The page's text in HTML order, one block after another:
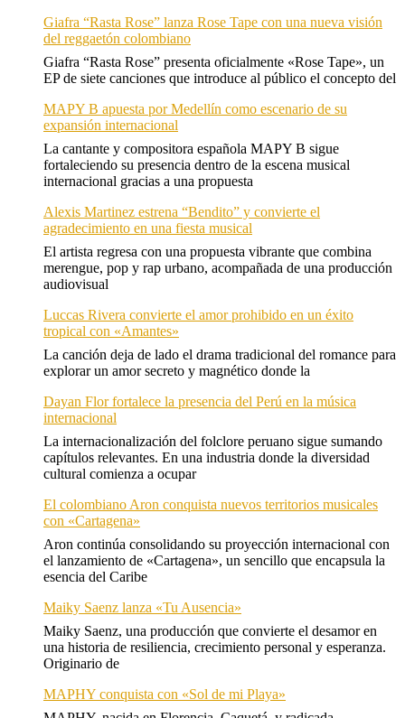
Giafra “Rasta Rose” lanza Rose Tape con una nueva visión
del reggaetón colombiano
Giafra “Rasta Rose” presenta oficialmente «Rose Tape», un
EP de siete canciones que introduce al público el concepto del
MAPY B apuesta por Medellín como escenario de su
expansión internacional
La cantante y compositora española MAPY B sigue
fortaleciendo su presencia dentro de la escena musical
internacional gracias a una propuesta
Alexis Martinez estrena “Bendito” y convierte el
agradecimiento en una fiesta musical
El artista regresa con una propuesta vibrante que combina
merengue, pop y rap urbano, acompañada de una producción
audiovisual
Luccas Rivera convierte el amor prohibido en un éxito
tropical con «Amantes»
La canción deja de lado el drama tradicional del romance para
explorar un amor secreto y magnético donde la
Dayan Flor fortalece la presencia del Perú en la música
internacional
La internacionalización del folclore peruano sigue sumando
capítulos relevantes. En una industria donde la diversidad
cultural comienza a ocupar
El colombiano Aron conquista nuevos territorios musicales
con «Cartagena»
Aron continúa consolidando su proyección internacional con
el lanzamiento de «Cartagena», un sencillo que encapsula la
esencia del Caribe
Maiky Saenz lanza «Tu Ausencia»
Maiky Saenz, una producción que convierte el desamor en
una historia de resiliencia, crecimiento personal y esperanza.
Originario de
MAPHY conquista con «Sol de mi Playa»